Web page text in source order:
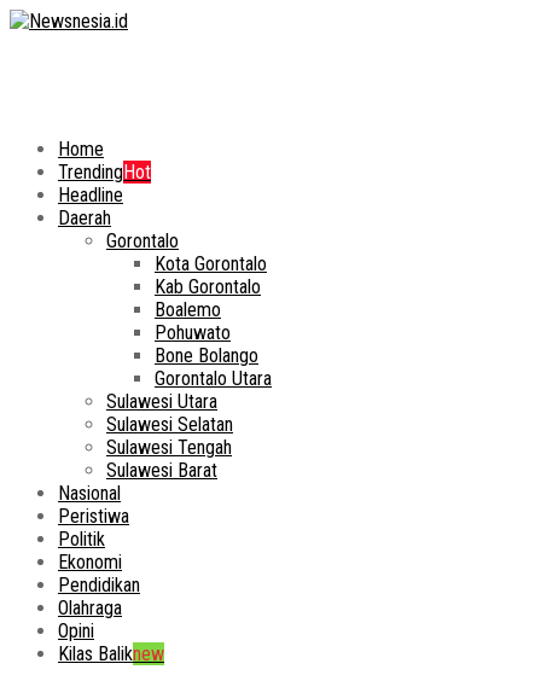
Home
TrendingHot
Headline
Daerah
Gorontalo
Kota Gorontalo
Kab Gorontalo
Boalemo
Pohuwato
Bone Bolango
Gorontalo Utara
Sulawesi Utara
Sulawesi Selatan
Sulawesi Tengah
Sulawesi Barat
Nasional
Peristiwa
Politik
Ekonomi
Pendidikan
Olahraga
Opini
Kilas Baliknew